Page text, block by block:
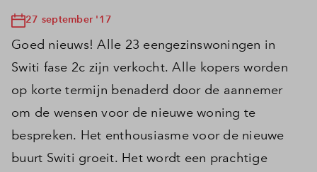
27 september '17
Goed nieuws! Alle 23 eengezinswoningen in
Switi fase 2c zijn verkocht. Alle kopers worden
op korte termijn benaderd door de aannemer
om de wensen voor de nieuwe woning te
bespreken. Het enthousiasme voor de nieuwe
buurt Switi groeit. Het wordt een prachtige